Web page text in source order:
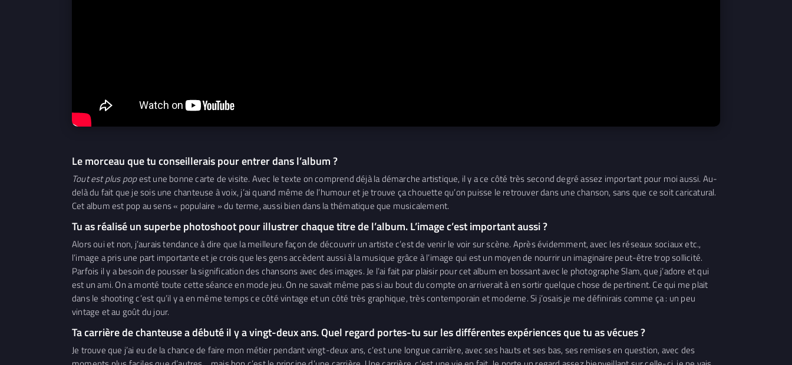
Le morceau que tu conseillerais pour entrer dans l’album ?
Tout est plus popest une bonne carte de visite. Avec le texte on comprend déjà la démarche artistique, il y a ce côté très second degré assez important pour moi aussi. Au-
delà du fait que je sois une chanteuse à voix, j’ai quand même de l’humour et je trouve ça chouette qu’on puisse le retrouver dans une chanson, sans que ce soit caricatural.
Cet album est pop au sens « populaire » du terme, aussi bien dans la thématique que musicalement.
Tu as réalisé un superbe photoshoot pour illustrer chaque titre de l’album. L’image c’est important aussi ?
Alors oui et non, j’aurais tendance à dire que la meilleure façon de découvrir un artiste c’est de venir le voir sur scène. Après évidemment, avec les réseaux sociaux etc.,
l’image a pris une part importante et je crois que les gens accèdent aussi à la musique grâce à l’image qui est un moyen de nourrir un imaginaire peut-être trop sollicité.
Parfois il y a besoin de pousser la signification des chansons avec des images. Je l’ai fait par plaisir pour cet album en bossant avec le photographe Slam, que j’adore et qui
est un ami. On a monté toute cette séance en mode jeu. On ne savait même pas si au bout du compte on arriverait à en sortir quelque chose de pertinent. Ce qui me plait
dans le shooting c’est qu’il y a en même temps ce côté vintage et un côté très graphique, très contemporain et moderne. Si j’osais je me définirais comme ça : un peu
vintage et au goût du jour.
Ta carrière de chanteuse a débuté il y a vingt-deux ans. Quel regard portes-tu sur les différentes expériences que tu as vécues ?
Je trouve que j’ai eu de la chance de faire mon métier pendant vingt-deux ans, c’est une longue carrière, avec ses hauts et ses bas, ses remises en question, avec des